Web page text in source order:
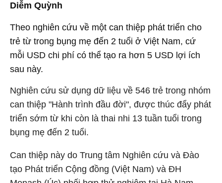
Diễm Quỳnh
Theo nghiên cứu về một can thiệp phát triển cho
trẻ từ trong bụng mẹ đến 2 tuổi ở Việt Nam, cứ
mỗi USD chi phí có thể tạo ra hơn 5 USD lợi ích
sau này.
Nghiên cứu sử dụng dữ liệu về 546 trẻ trong nhóm
can thiệp "Hành trình đầu đời", được thúc đẩy phát
triển sớm từ khi còn là thai nhi 13 tuần tuổi trong
bụng mẹ đến 2 tuổi.
Can thiệp này do Trung tâm Nghiên cứu và Đào
tạo Phát triển Cộng đồng (Việt Nam) và ĐH